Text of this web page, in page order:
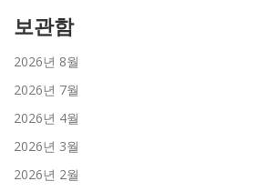
보관함
2026년 8월
2026년 7월
2026년 4월
2026년 3월
2026년 2월